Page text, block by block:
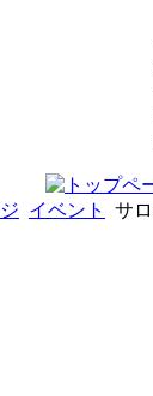
イベント
サ